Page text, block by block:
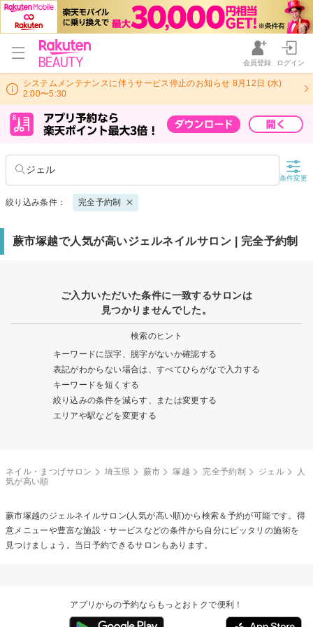
会員登録 ログイン
システムメンテナンスに伴うサービス停止のお知らせ 8月12日 (水)
2:00〜5:30
ジェル
条件変更
絞り込み条件： 完全予約制
蕨市塚越で人気が高いジェルネイルサロン | 完全予約制
ご入力いただいた条件に一致するサロンは
見つかりませんでした。
検索のヒント
キーワードに誤字、脱字がないか確認する
表記がわからない場合は、すべてひらがなで入力する
キーワードを短くする
絞り込みの条件を減らす、または変更する
エリアや駅などを変更する
ネイル・まつげサロン 埼玉県 蕨市 塚越 完全予約制 ジェル
人
気が高い順
蕨市塚越のジェルネイルサロン(人気が高い順)から検索＆予約が可能です。得
意メニューや豊富な施設・サービスなどの条件から自分にピッタリの施術を
見つけましょう。当日予約できるサロンもあります。
アプリからの予約ならもっとおトクで便利！